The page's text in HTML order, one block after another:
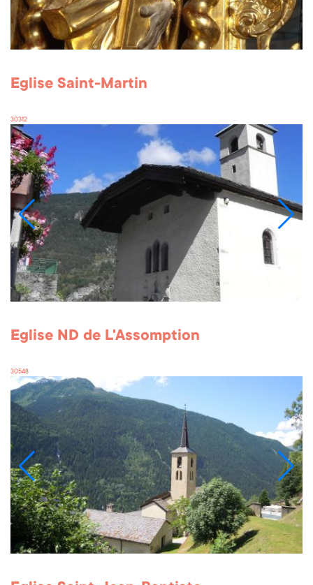
Eglise Saint-Martin
30312
Eglise ND de L'Assomption
30548